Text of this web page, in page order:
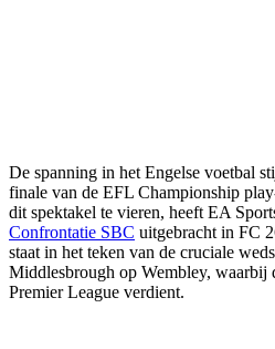
De spanning in het Engelse voetbal
finale van de EFL Championship
dit spektakel te vieren, heeft EA
Confrontatie SBC uitgebracht in FC
staat in het teken van de cruciale
Middlesbrough op Wembley, waarbij
Premier League verdient.